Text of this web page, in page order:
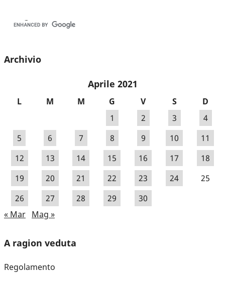
Archivio
Aprile 2021
L M M G V S
D
1
2 3
4
5
6 7 8 9 10
11
12
13 14 15 16 17
18
19
20 21 22 23 24
25
26
27 28 29
30
« Mar Mag »
A ragion veduta
Regolamento